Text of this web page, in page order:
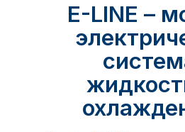
E-LINE –